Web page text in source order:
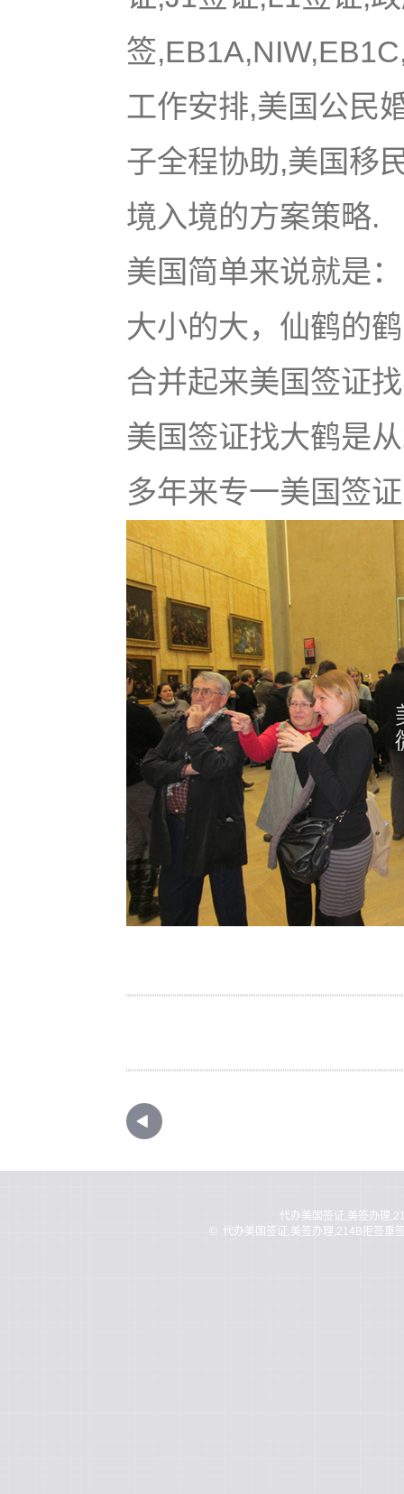
签
工作安排,美国公民
子全程协助,美国移
境入境的方案策略.
美国简单来说就是
大小的大，仙鹤的
合并起来美国签证
美国签证找大鹤是
多年来专一美国签
代办美国签证,美签办理
代办美国签证,美签办理,214B拒签重